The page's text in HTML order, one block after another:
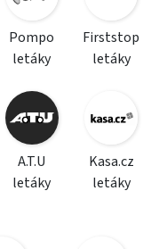
Pompo
letáky
Firststop
letáky
A.T.U
letáky
Kasa.cz
letáky